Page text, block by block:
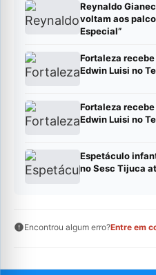
Reynaldo
voltam aos
Especial”
Fortaleza
Edwin Luisi no
Fortaleza
Edwin Luisi no
Espetáculo
no Sesc Tijuca
Encontrou algum erro?Entre em